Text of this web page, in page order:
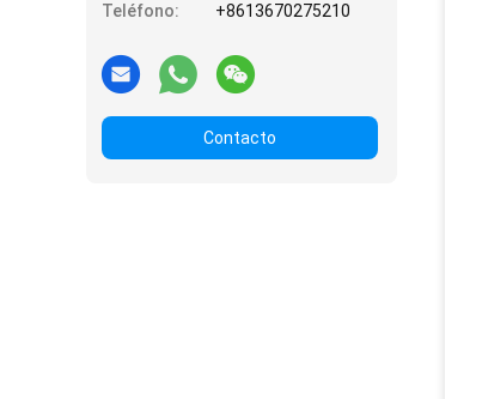
Teléfono:
+8613670275210
Contacto